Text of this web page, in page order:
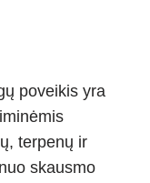
poveikis yra
terpenų ir
skausmo